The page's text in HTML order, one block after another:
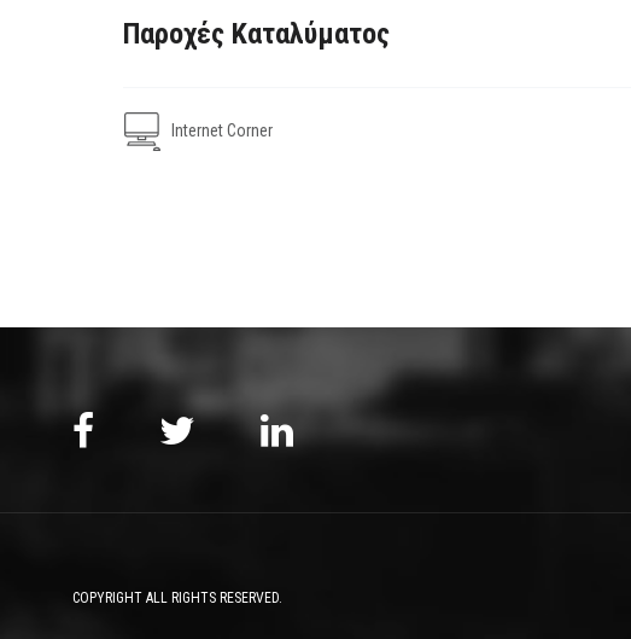
Παροχές Καταλύματος
Internet Corner
COPYRIGHT ALL RIGHTS RESERVED.